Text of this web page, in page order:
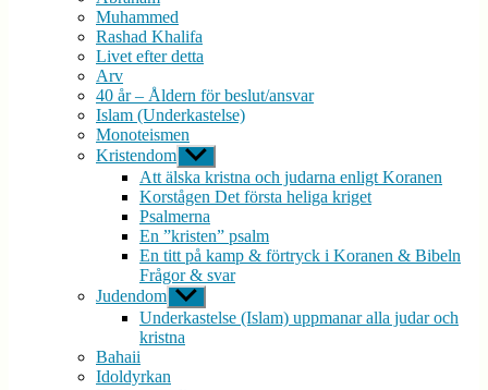
Muhammed
Rashad Khalifa
Livet efter detta
Arv
40 år – Åldern för beslut/ansvar
Islam (Underkastelse)
Monoteismen
Kristendom Visa
undermeny
Att älska kristna och judarna enligt Koranen
Korstågen Det första heliga kriget
Psalmerna
En ”kristen” psalm
En titt på kamp & förtryck i Koranen & Bibeln
Frågor & svar
Judendom Visa
undermeny
Underkastelse (Islam) uppmanar alla judar och
kristna
Bahaii
Idoldyrkan